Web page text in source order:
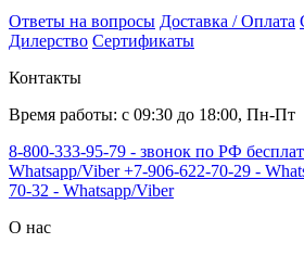
Ответы на вопросы Доставка / Оплата
Дилерство Сертификаты
Контакты
Время работы: с 09:30 до 18:00, Пн-Пт
8-800-333-95-79 - звонок по РФ
Whatsapp/Viber+7-906-622-70-29 -
70-32 - Whatsapp/Viber
О нас